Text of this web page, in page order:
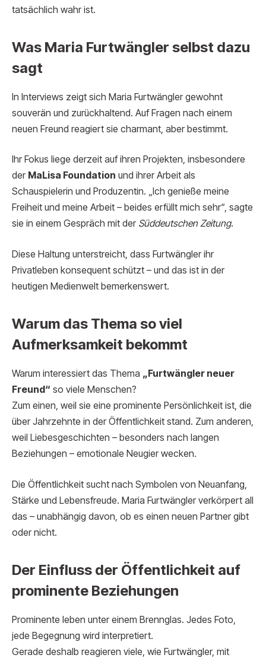
tatsächlich wahr ist.
Was Maria Furtwängler selbst dazu
sagt
In Interviews zeigt sich Maria Furtwängler gewohnt
souverän und zurückhaltend. Auf Fragen nach einem
neuen Freund reagiert sie charmant, aber bestimmt.
Ihr Fokus liege derzeit auf ihren Projekten, insbesondere
der MaLisa Foundation und ihrer Arbeit als
Schauspielerin und Produzentin. „Ich genieße meine
Freiheit und meine Arbeit – beides erfüllt mich sehr“, sagte
sie in einem Gespräch mit der Süddeutschen Zeitung.
Diese Haltung unterstreicht, dass Furtwängler ihr
Privatleben konsequent schützt – und das ist in der
heutigen Medienwelt bemerkenswert.
Warum das Thema so viel
Aufmerksamkeit bekommt
Warum interessiert das Thema „Furtwängler neuer
Freund“ so viele Menschen?
Zum einen, weil sie eine prominente Persönlichkeit ist, die
über Jahrzehnte in der Öffentlichkeit stand. Zum anderen,
weil Liebesgeschichten – besonders nach langen
Beziehungen – emotionale Neugier wecken.
Die Öffentlichkeit sucht nach Symbolen von Neuanfang,
Stärke und Lebensfreude. Maria Furtwängler verkörpert all
das – unabhängig davon, ob es einen neuen Partner gibt
oder nicht.
Der Einfluss der Öffentlichkeit auf
prominente Beziehungen
Prominente leben unter einem Brennglas. Jedes Foto,
jede Begegnung wird interpretiert.
Gerade deshalb reagieren viele, wie Furtwängler, mit